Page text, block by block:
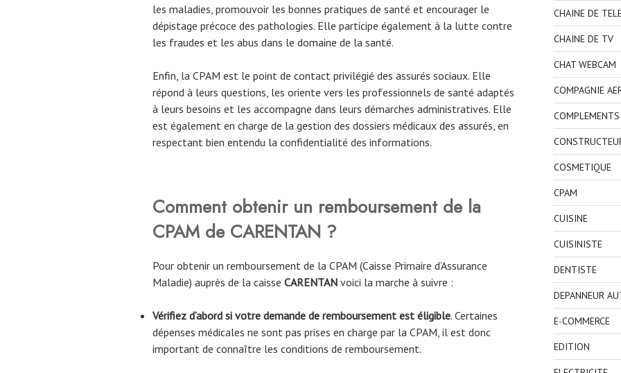
les maladies, promouvoir les bonnes pratiques de santé et encourager le
dépistage précoce des pathologies. Elle participe également à la lutte contre
les fraudes et les abus dans le domaine de la santé.
Enfin, la CPAM est le point de contact privilégié des assurés sociaux. Elle
répond à leurs questions, les oriente vers les professionnels de santé adaptés
à leurs besoins et les accompagne dans leurs démarches administratives. Elle
est également en charge de la gestion des dossiers médicaux des assurés, en
respectant bien entendu la confidentialité des informations.
Comment obtenir un remboursement de la
CPAM de CARENTAN ?
Pour obtenir un remboursement de la CPAM (Caisse Primaire d’Assurance
Maladie) auprès de la caisse CARENTAN voici la marche à suivre :
Vérifiez d’abord si votre demande de remboursement est éligible. Certaines
dépenses médicales ne sont pas prises en charge par la CPAM, il est donc
important de connaître les conditions de remboursement.
CHAINE DE
CHAINE DE TV
CHAT WEBCAM
COMPAGNIE
COSMETIQUE
CPAM
CUISINE
CUISINISTE
DENTISTE
DEPANNEUR
E-COMMERCE
EDITION